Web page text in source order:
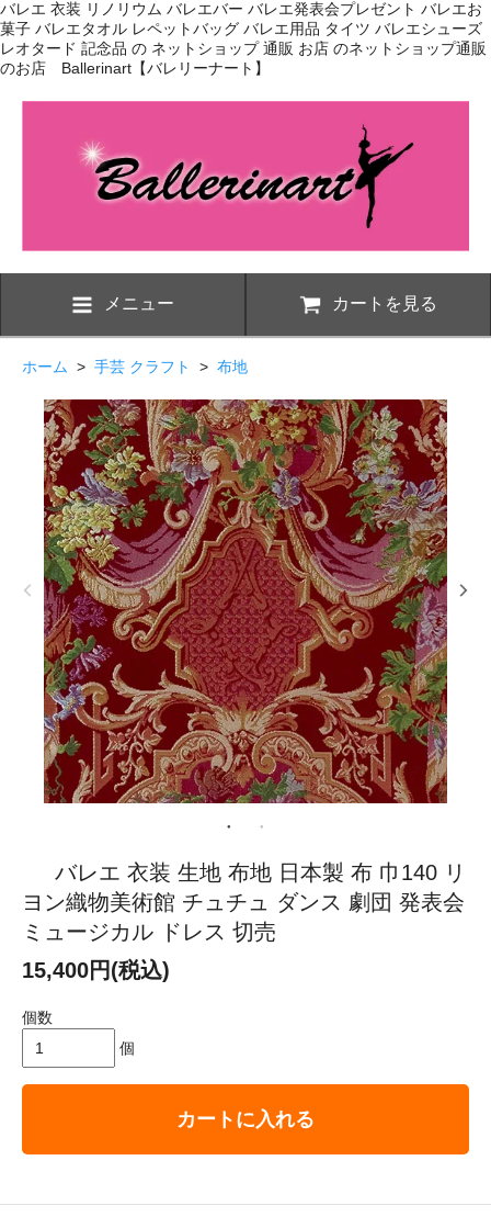
バレエ 衣装 リノリウム バレエバー バレエ発表会プレゼント バレエお
菓子 バレエタオル レペットバッグ バレエ用品 タイツ バレエシューズ
レオタード 記念品 の ネットショップ 通販 お店 のネットショップ通販
のお店 Ballerinart【バレリーナート】
メニュー カートを見る
ホーム > 手芸 クラフト > 布地
バレエ 衣装 生地 布地 日本製 布 巾140 リ
ヨン織物美術館 チュチュ ダンス 劇団 発表会
ミュージカル ドレス 切売
15,400円(税込)
個数
個
カートに入れる